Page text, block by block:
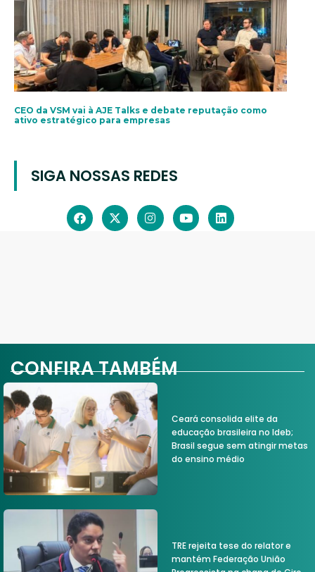
CEO da VSM vai à AJE Talks e debate reputação como
ativo estratégico para empresas
SIGA NOSSAS REDES
CONFIRA TAMBÉM
Ceará consolida elite da
educação brasileira no Ideb;
Brasil segue sem atingir metas
do ensino médio
TRE rejeita tese do relator e
mantém Federação União